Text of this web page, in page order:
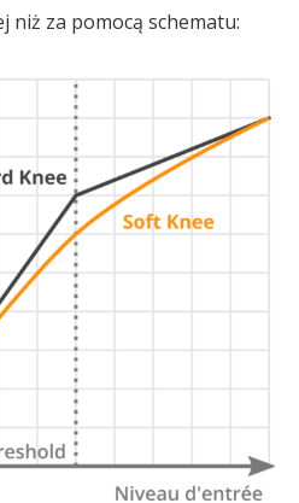
niż za pomocą schematu: